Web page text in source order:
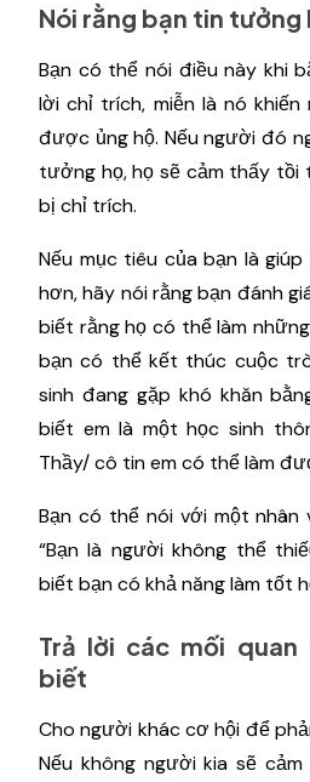
Nói rằng bạn tin tưởng
Bạn có thể nói điều này khi
lời chỉ trích, miễn là nó
được ủng hộ. Nếu người đó
tưởng họ, họ sẽ cảm thấy tồi
bị chỉ trích.
Nếu mục tiêu của bạn là
hơn, hãy nói rằng bạn đánh
biết rằng họ có thể làm
bạn có thể kết thúc cuộc
sinh đang gặp khó khăn
biết em là một học sinh
Thầy/ cô tin em có thể làm
Bạn có thể nói với một nhân
“Bạn là người không thể
biết bạn có khả năng làm tốt
Trả lời các mối
biết
Cho người khác cơ hội để
Nếu không người kia sẽ